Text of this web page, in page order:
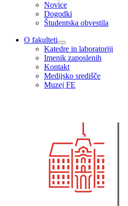
Novice
Dogodki
Študentska obvestila
O fakulteti
Katedre in laboratoriji
Imenik zaposlenih
Kontakt
Medijsko središče
Muzej FE